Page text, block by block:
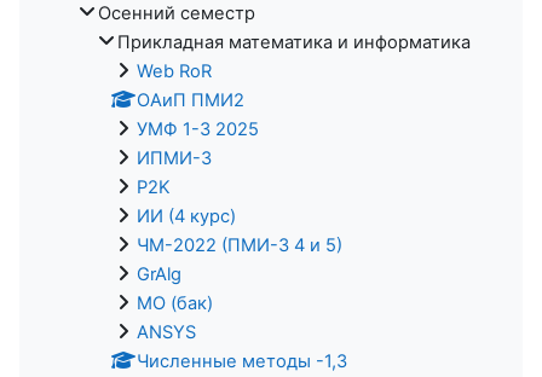
Осенний семестр
Прикладная математика и информатика
Web RoR
ОАиП ПМИ2
УМФ 1-3 2025
ИПМИ-3
P2K
ИИ (4 курс)
ЧМ-2022 (ПМИ-3 4 и 5)
GrAlg
МО (бак)
ANSYS
Численные методы -1,3